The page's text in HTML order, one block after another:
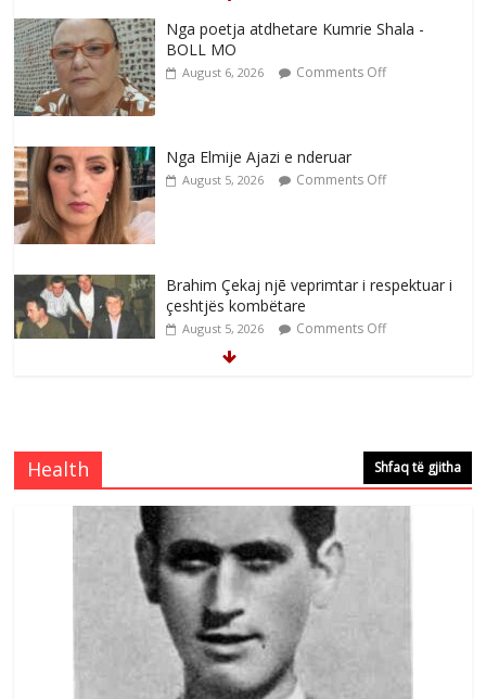
Nga poetja atdhetare Kumrie Shala -
BOLL MO
August 6, 2026 Comments Off
Nga Elmije Ajazi e nderuar
August 5, 2026 Comments Off
Brahim Çekaj njē veprimtar i respektuar i
çeshtjës kombëtare
August 5, 2026 Comments Off
e invalidëve në Fushë Kosovë
Comments Off
Çlirimtari Agron Gërvalla me takime pune
në atdhe të shoqerisë Levizja
August 3, 2026 Comments Off
Postim me vlera nga artistja e mirëfilltë
Mimoza Gjoni
Health Shfaq të gjitha